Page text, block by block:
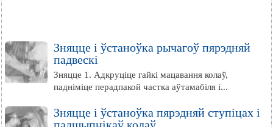
Зняцце і ўстаноўка рычагоў пярэдняй
падвескі
Зняцце 1. Адкруціце гайкі мацавання колаў,
падніміце перадпакой частка аўтамабіля і...
Зняцце і ўстаноўка пярэдняй ступіцах і